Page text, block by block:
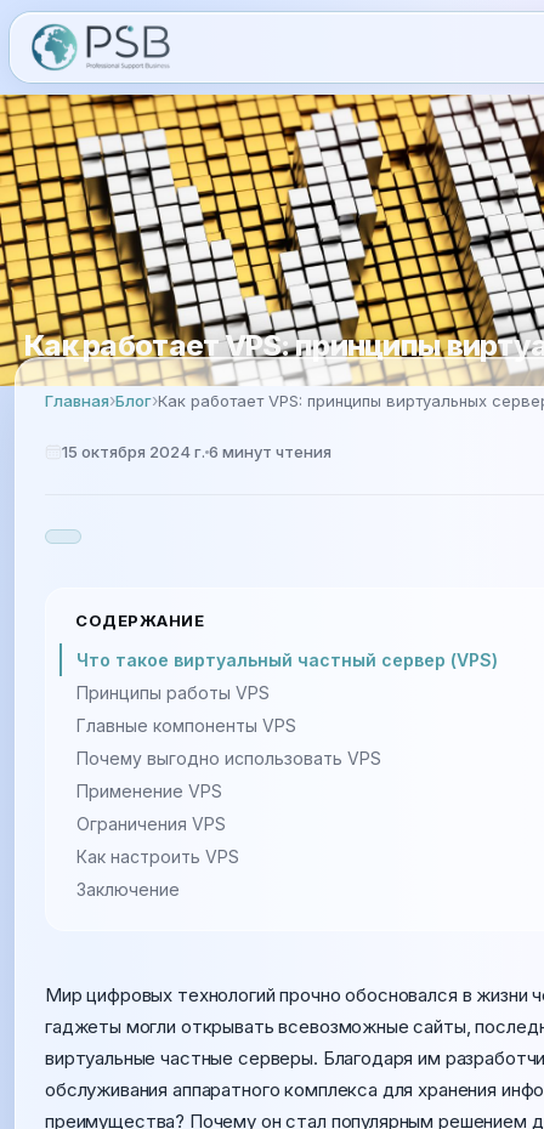
Как работает VPS: принципы
Главная Блог Как работает VPS: принципы виртуальных
15 октября 2024 г. 6 минут чтения
СОДЕРЖАНИЕ
Что такое виртуальный частный сервер (VPS)
Принципы работы VPS
Главные компоненты VPS
Почему выгодно использовать VPS
Применение VPS
Ограничения VPS
Как настроить VPS
Заключение
Мир цифровых технологий прочно обосновался в
гаджеты могли открывать всевозможные сайты,
виртуальные частные серверы. Благодаря им
обслуживания аппаратного комплекса для хранения
преимущества? Почему он стал популярным решением